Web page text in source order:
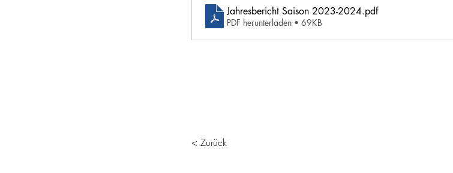
Jahresbericht Saison 2023-2024.pdf
PDF herunterladen • 69KB
< Zurück